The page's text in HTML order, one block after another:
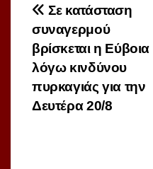
Πλοήγηση
άρθρων
Σε κατάσταση
συναγερμού
βρίσκεται η Εύβοια
λόγω κινδύνου
πυρκαγιάς για την
Δευτέρα 20/8